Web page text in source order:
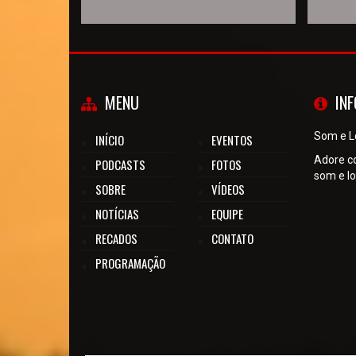
MENU
INÍCIO
PODCASTS
SOBRE
NOTÍCIAS
RECADOS
PROGRAMAÇÃO
EVENTOS
FOTOS
VÍDEOS
EQUIPE
CONTATO
Som e
Adore
som e